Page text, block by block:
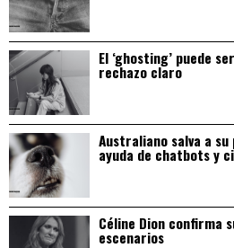
El ‘ghosting’ puede
rechazo claro
Australiano salva a
ayuda de chatbots y
Céline Dion confirma
escenarios